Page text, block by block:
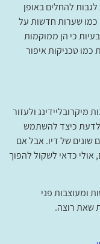
להחלים באופן
כמו שערות חדשות על
כי הן ממוקמות
כמו טכניקות איפור
מיקרובליידינג ולעזור
לדעת כיצד להשתמש
שונים של דיו. אבל אם
כדאי לשקול להפוך
ומעוצבות פני
שאת רוצה.